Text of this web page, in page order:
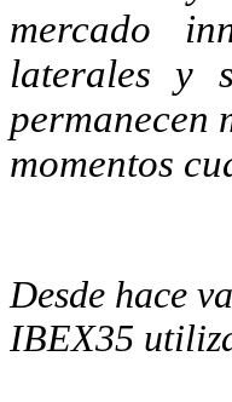
mercado
laterales y
permanecen
momentos
Desde hace
IBEX35